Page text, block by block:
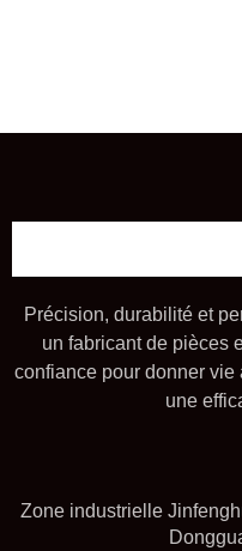
Précision, durabilité et
un fabricant de pièces
confiance pour donner
une
Zone industrielle